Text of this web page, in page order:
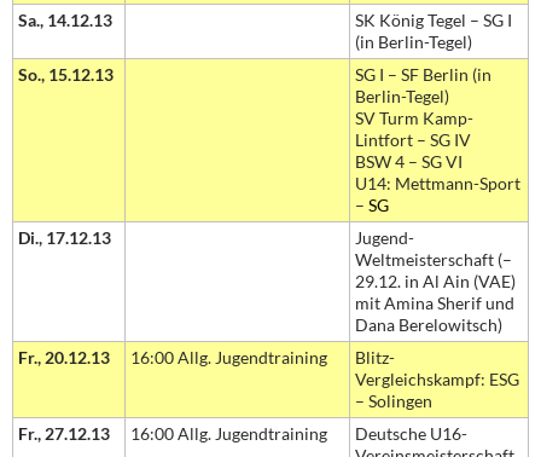
Sa., 14.12.13
SK König Tegel – SG I
(in Berlin-Tegel)
So., 15.12.13
SG I – SF Berlin (in
Berlin-Tegel)
SV Turm Kamp-
Lintfort – SG IV
BSW 4 – SG VI
U14: Mettmann-Sport
– SG
Di., 17.12.13
Jugend-
Weltmeisterschaft (–
29.12. in Al Ain (VAE)
mit Amina Sherif und
Dana Berelowitsch)
Fr., 20.12.13
16:00 Allg. Jugendtraining
Blitz-
Vergleichskampf: ESG
– Solingen
Fr., 27.12.13
16:00 Allg. Jugendtraining
Deutsche U16-